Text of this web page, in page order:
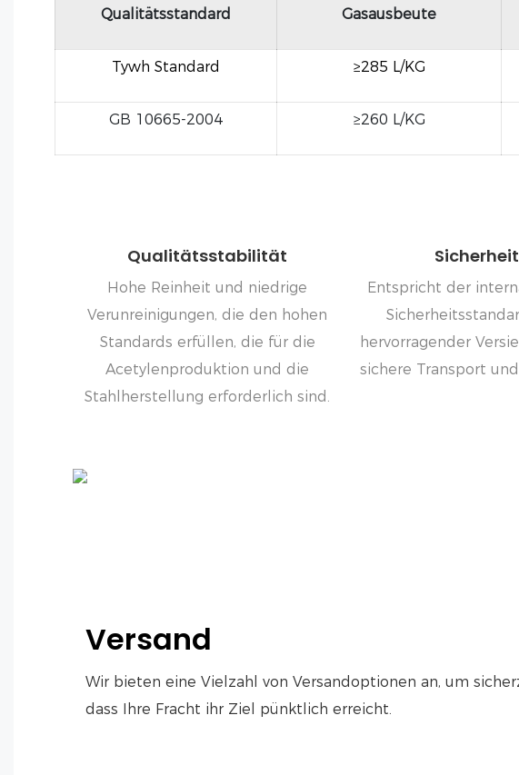
Qualitätsstandard Gasausbeute
Tywh Standard ≥285 L/KG
GB 10665-2004 ≥260 L/KG
Qualitätsstabilität
Hohe Reinheit und niedrige
Verunreinigungen, die den hohen
Standards erfüllen, die für die
Acetylenproduktion und die
Stahlherstellung erforderlich sind.
Sicherheit
Entspricht der
hervorragender
sichere Transport und
Versand
Wir bieten eine Vielzahl von Versandoptionen an, um
dass Ihre Fracht ihr Ziel pünktlich erreicht.